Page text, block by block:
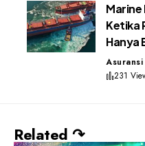
Marine
Ketika
Hanya
231
Related ↷